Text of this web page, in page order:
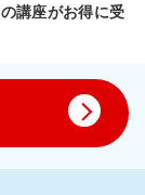
講座がお得に受